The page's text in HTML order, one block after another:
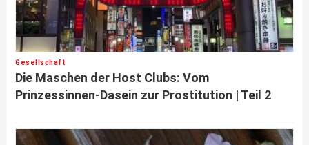
Gesellschaft
Die Maschen der Host Clubs: Vom
Prinzessinnen-Dasein zur Prostitution | Teil 2